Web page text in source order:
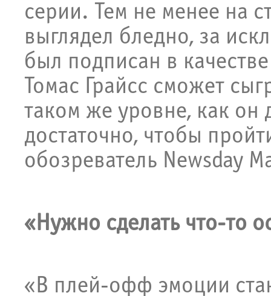
серии. Тем не менее на
выглядел бледно, за
был подписан в
Томас Грайсс сможет
таком же уровне, как он
достаточно, чтобы
обозреватель Newsday
«Нужно сделать что-то
«В плей-офф эмоции